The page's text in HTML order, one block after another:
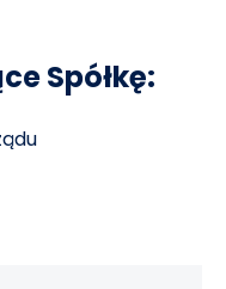
Spółkę: